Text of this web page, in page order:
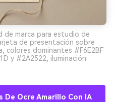
de marca para estudio de
de presentación sobre
colores dominantes #F6E2BF
y #2A2522, iluminación
De Ocre Amarillo Con IA